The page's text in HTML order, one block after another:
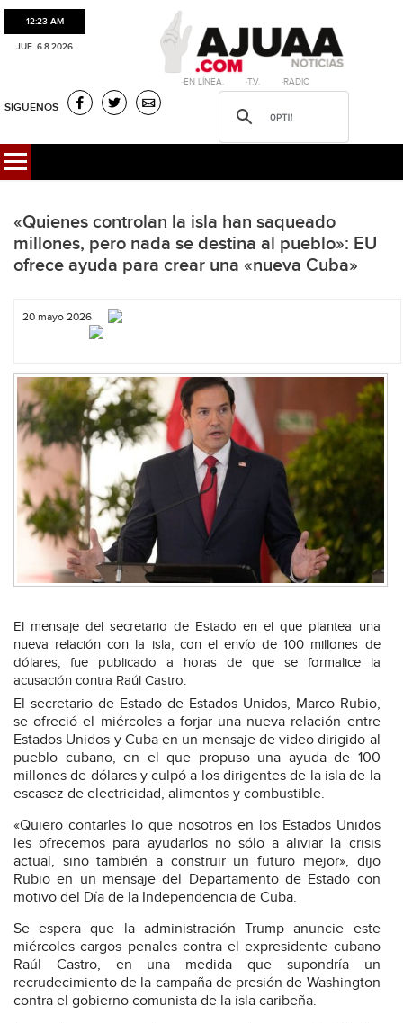
12:23 AM
JUE. 6.8.2026
·EN LÍNEA. ·T.V. ·RADIO
SIGUENOS
«Quienes controlan la isla han saqueado
millones, pero nada se destina al pueblo»: EU
ofrece ayuda para crear una «nueva Cuba»
20 mayo 2026
El mensaje del secretario de Estado en el que plantea una
nueva relación con la isla, con el envío de 100 millones de
dólares, fue publicado a horas de que se formalice la
acusación contra Raúl Castro.
El secretario de Estado de Estados Unidos, Marco Rubio,
se ofreció el miércoles a forjar una nueva relación entre
Estados Unidos y Cuba en un mensaje de video dirigido al
pueblo cubano, en el que propuso una ayuda de 100
millones de dólares y culpó a los dirigentes de la isla de la
escasez de electricidad, alimentos y combustible.
«Quiero contarles lo que nosotros en los Estados Unidos
les ofrecemos para ayudarlos no sólo a aliviar la crisis
actual, sino también a construir un futuro mejor», dijo
Rubio en un mensaje del Departamento de Estado con
motivo del Día de la Independencia de Cuba.
Se espera que la administración Trump anuncie este
miércoles cargos penales contra el expresidente cubano
Raúl Castro, en una medida que supondría un
recrudecimiento de la campaña de presión de Washington
contra el gobierno comunista de la isla caribeña.